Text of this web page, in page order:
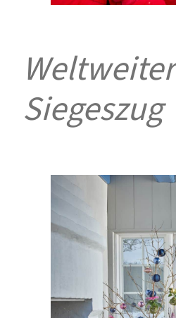
Weltweiter
Siegeszug